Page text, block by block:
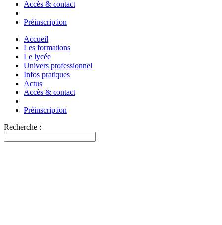
Accès & contact
Préinscription
Accueil
Les formations
Le lycée
Univers professionnel
Infos pratiques
Actus
Accès & contact
Préinscription
Recherche :